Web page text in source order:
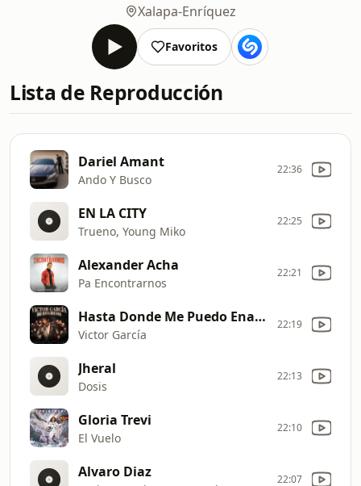
Xalapa-Enríquez
Favoritos
Lista de Reproducción
Dariel Amant
Ando Y Busco
22:36
EN LA CITY
Trueno, Young Miko
22:25
Alexander Acha
Pa Encontrarnos
22:21
Hasta Donde Me Puedo Enamorar
Victor García
22:19
Jheral
Dosis
22:13
Gloria Trevi
El Vuelo
22:10
Alvaro Diaz 22:07